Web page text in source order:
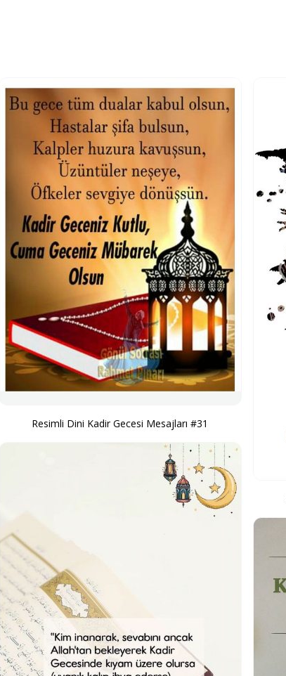
Resimli Dini Kadir Gecesi Mesajları #31